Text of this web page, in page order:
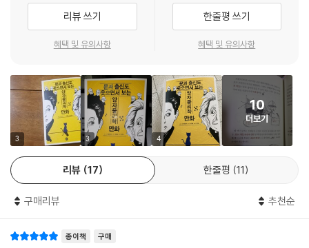
3차 논쟁에서도 아인슈타인이 이기지 못했다니!
전체 물리학계는 폭발했다. 거장 아인슈타인도 패배시키지 못하는 학파라
두 고집스러운 상대 중 어느 쪽도 설복시키지 못했다. 그러나 보어와 코펜
하겐 학파는 3차례에 걸친 대전을 통해 자신들만의 지위를 확고히 다졌다.
양자역학과의 3차례 결전에서 모두 패배한 아인슈타인이었지만, 반대파
로서 불꽃이 완전히 사그라든 건 아니었다. 슈뢰딩거가 데리고 다니던 그
고양이가 호시탐탐 양자역학을 노려보고 있었다. 그러나 슈뢰딩거의 이름
을 세상에 널리 알린 건 슈뢰딩거 자신이 아닌, 그가 기르던 고양이였다. 그
을 통째로 뒤엎어 놓을 대단한 고양이였다.
슈뢰딩거는 자신만만한 미소를 지으며 말했다.
리뷰 쓰기
혜택 및 유의사항
한줄평 쓰기
혜택 및 유의사항
3 3 4
10
더보기
리뷰 17 한줄평 11
구매리뷰 추천순
종이책 구매